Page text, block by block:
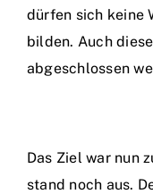
dürfen sich keine
bilden. Auch
abgeschlossen
Das Ziel war nun
stand noch aus.